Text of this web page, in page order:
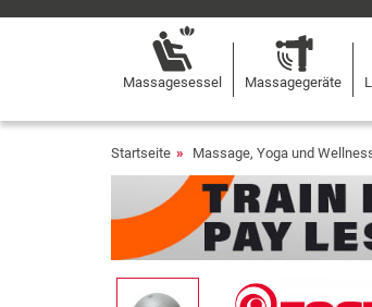
Massagesessel Massagegeräte
Startseite Massage, Yoga und